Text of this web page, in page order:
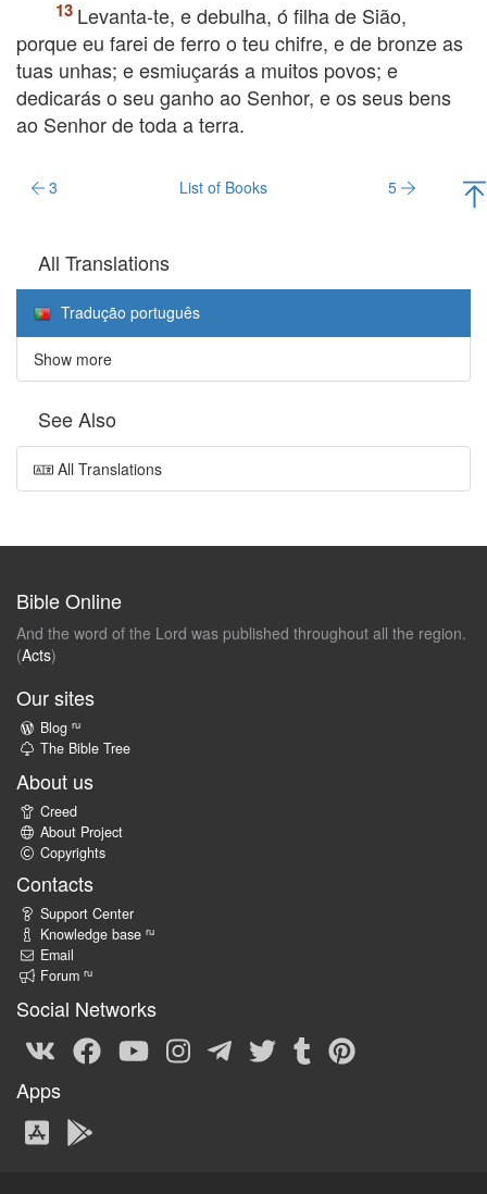
Levanta-te, e debulha, ó filha de Sião,
porque eu farei de ferro o teu chifre, e de bronze as
tuas unhas; e esmiuçarás a muitos povos; e
dedicarás o seu ganho ao Senhor, e os seus bens
ao Senhor de toda a terra.
3 List of Books 5
All Translations
Tradução português
Show more
See Also
All Translations
Bible Online
And the word of the Lord was published throughout all the region.
(Acts)
Our sites
Blog ru
The Bible Tree
About us
Creed
About Project
Copyrights
Contacts
Support Center
Knowledge base ru
Email
Forum ru
Social Networks
Apps